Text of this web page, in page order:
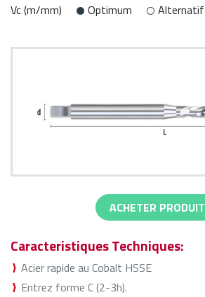
Vc (m/mm) Optimum Alternatif
ACHETER PRODUIT
Caracteristiques Techniques:
Acier rapide au Cobalt HSSE
Entrez forme C (2-3h).